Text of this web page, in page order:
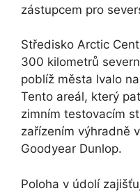
zástupcem pro
Středisko Arctic
300 kilometrů
poblíž města Ivalo
Tento areál, který
zimním testovacím
zařízením výhradně
Goodyear Dunlop.
Poloha v údolí